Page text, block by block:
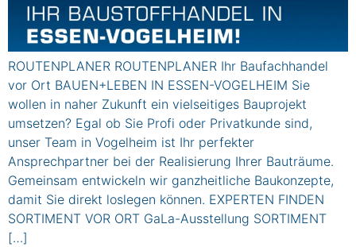
ROUTENPLANER ROUTENPLANER Ihr Baufachhandel
vor Ort BAUEN+LEBEN IN ESSEN-VOGELHEIM Sie
wollen in naher Zukunft ein vielseitiges Bauprojekt
umsetzen? Egal ob Sie Profi oder Privatkunde sind,
unser Team in Vogelheim ist Ihr perfekter
Ansprechpartner bei der Realisierung Ihrer Bauträume.
Gemeinsam entwickeln wir ganzheitliche Baukonzepte,
damit Sie direkt loslegen können. EXPERTEN FINDEN
SORTIMENT VOR ORT GaLa-Ausstellung SORTIMENT
[…]